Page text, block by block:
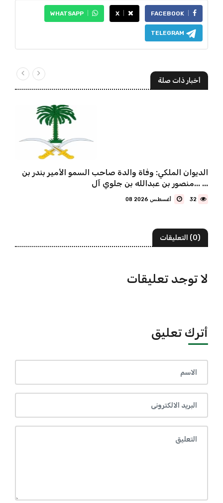
FACEBOOK
X
WHATSAPP
TELEGRAM
أخبار ذات صلة
الديوان الملكي: وفاة والدة صاحب السمو الأمير بندر بن
منصور بن عبدالله بن جلوي آل... ...
32
(0) التعليقات
لا توجد تعليقات
أترك تعليق